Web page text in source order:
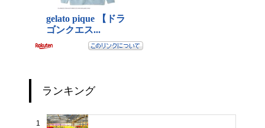
ランキング
1